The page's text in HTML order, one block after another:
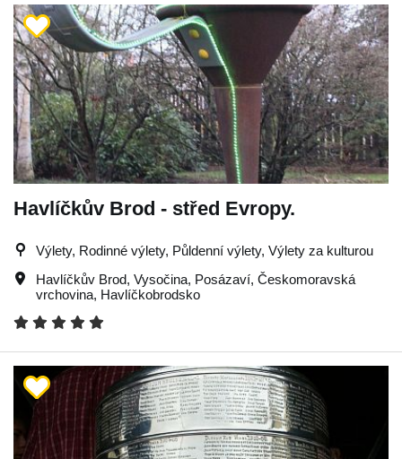
Havlíčkův Brod - střed Evropy.
Výlety, Rodinné výlety, Půldenní výlety, Výlety za kulturou
Havlíčkův Brod, Vysočina, Posázaví, Českomoravská
vrchovina, Havlíčkobrodsko